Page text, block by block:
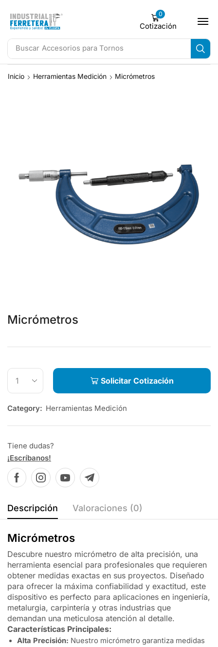
Buscar Accesorios para Tornos
0
Cotización
Inicio Herramientas Medición Micrómetros
Micrómetros
Solicitar Cotización
Category: Herramientas Medición
Tiene dudas?
¡Escríbanos!
Descripción Valoraciones (0)
Micrómetros
Descubre nuestro micrómetro de alta precisión, una
herramienta esencial para profesionales que requieren
obtener medidas exactas en sus proyectos. Diseñado
para ofrecer la máxima confiabilidad y exactitud, este
dispositivo es perfecto para aplicaciones en ingeniería,
metalurgia, carpintería y otras industrias que
demandan una meticulosa atención al detalle.
Características Principales:
Alta Precisión: Nuestro micrómetro garantiza medidas